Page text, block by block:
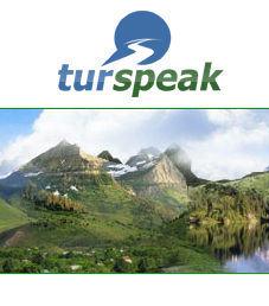
Перейти к основному содержанию